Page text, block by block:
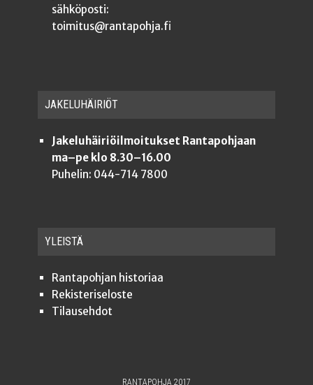
sähköposti:
toimitus@rantapohja.fi
JAKE­LU­HÄI­RIÖT
Jakeluhäiriöilmoitukset Rantapohjaan
ma–pe klo 8.30–16.00
Puhelin: 044-714 7800
YLEISTÄ
Ran­ta­poh­jan historiaa
Rekis­te­ri­se­los­te
Tilauseh­dot
RANTAPOHJA 2017